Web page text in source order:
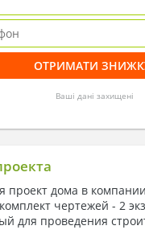
Ваші дані захищені
проект дома в компании
чертежей - 2
для проведения